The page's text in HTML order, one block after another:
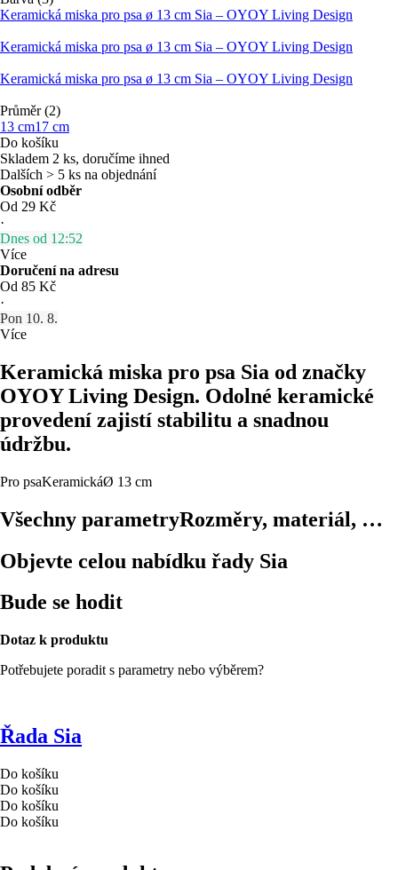
Keramická miska pro psa ø 13 cm Sia – OYOY Living Design
Keramická miska pro psa ø 13 cm Sia – OYOY Living Design
Keramická miska pro psa ø 13 cm Sia – OYOY Living Design
Průměr (2)
13 cm17 cm
Do košíku
Skladem 2 ks, doručíme ihned
Dalších > 5 ks na objednání
Osobní odběr
Od 29 Kč
·
Dnes od 12:52
Více
Doručení na adresu
Od 85 Kč
·
Pon 10. 8.
Více
Keramická miska pro psa Sia od značky
OYOY Living Design. Odolné keramické
provedení zajistí stabilitu a snadnou
údržbu.
Pro psaKeramickáØ 13 cm
Všechny parametryRozměry, materiál, …
Objevte celou nabídku řady Sia
Bude se hodit
Dotaz k produktu
Potřebujete poradit s parametry nebo výběrem?
Řada Sia
Do košíku
Do košíku
Do košíku
Do košíku